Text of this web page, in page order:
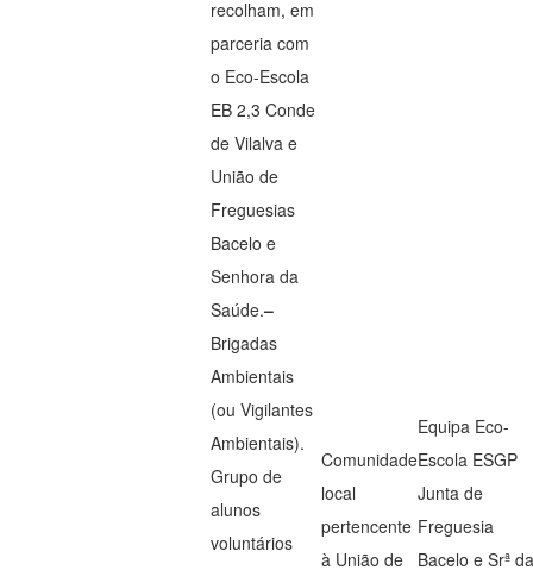
recolham, em
parceria com
o Eco-Escola
EB 2,3 Conde
de Vilalva e
União de
Freguesias
Bacelo e
Senhora da
Saúde.–
Brigadas
Ambientais
(ou Vigilantes
Ambientais).
Grupo de
alunos
voluntários
Comunidade
local
pertencente
à União de
Equipa Eco-
Escola ESGP
Junta de
Freguesia
Bacelo e Srª